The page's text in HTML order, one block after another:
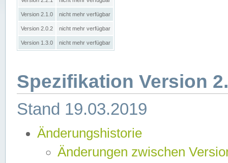
Version 2.1.0 nicht mehr verfügbar
Version 2.0.2 nicht mehr verfügbar
Version 1.3.0 nicht mehr verfügbar
Spezifikation Version
Stand 19.03.2019
Änderungshistorie
Änderungen zwischen